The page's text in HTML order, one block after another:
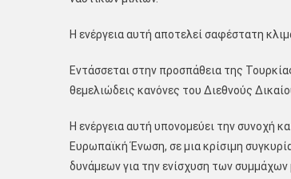
Η ενέργεια αυτή αποτελεί σαφέστατη
Εντάσσεται στην προσπάθεια της
θεμελιώδεις κανόνες του Διεθνούς
Η ενέργεια αυτή υπονομεύει την συνοχή
Ευρωπαϊκή Ένωση, σε μια κρίσιμη
δυνάμεων για την ενίσχυση των συμμάχων